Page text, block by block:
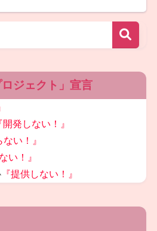
ロジェクト」宣言
開発しない！』
ない！』
い！』
『提供しない！』